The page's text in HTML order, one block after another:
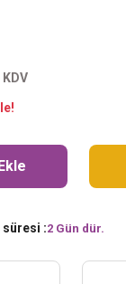
:2 Gün dür.